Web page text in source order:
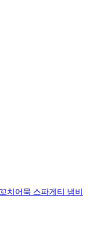
치어묵 스파게티 냄비